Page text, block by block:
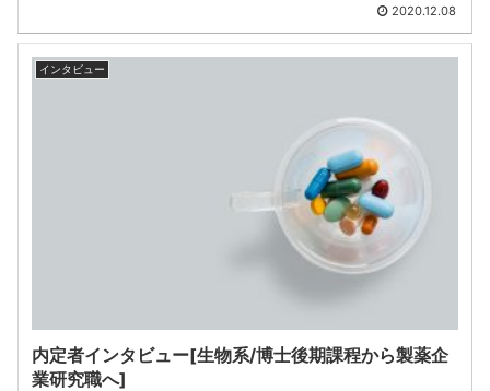
2020.12.08
インタビュー
内定者インタビュー[生物系/博士後期課程から製薬企
業研究職へ]